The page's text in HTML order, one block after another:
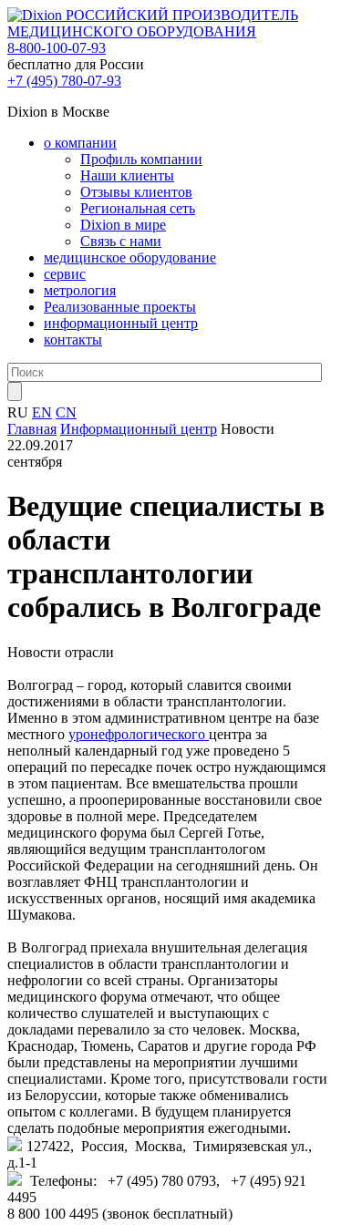
РОССИЙСКИЙ ПРОИЗВОДИТЕЛЬ
МЕДИЦИНСКОГО ОБОРУДОВАНИЯ
8-800-100-07-93
бесплатно для России
+7 (495) 780-07-93
Dixion в Москве
о компании
Профиль компании
Наши клиенты
Отзывы клиентов
Региональная сеть
Dixion в мире
Связь с нами
медицинское оборудование
сервис
метрология
Реализованные проекты
информационный центр
контакты
RU EN CN
Главная Информационный центр Новости
22.09.2017
сентября
Ведущие специалисты в
области
трансплантологии
собрались в Волгограде
Новости отрасли
Волгоград – город, который славится своими
достижениями в области трансплантологии.
Именно в этом административном центре на базе
местного уронефрологического центра за
неполный календарный год уже проведено 5
операций по пересадке почек остро нуждающимся
в этом пациентам. Все вмешательства прошли
успешно, а прооперированные восстановили свое
здоровье в полной мере. Председателем
медицинского форума был Сергей Готье,
являющийся ведущим трансплантологом
Российской Федерации на сегодняшний день. Он
возглавляет ФНЦ трансплантологии и
искусственных органов, носящий имя академика
Шумакова.
В Волгоград приехала внушительная делегация
специалистов в области трансплантологии и
нефрологии со всей страны. Организаторы
медицинского форума отмечают, что общее
количество слушателей и выступающих с
докладами перевалило за сто человек. Москва,
Краснодар, Тюмень, Саратов и другие города РФ
были представлены на мероприятии лучшими
специалистами. Кроме того, присутствовали гости
из Белоруссии, которые также обменивались
опытом с коллегами. В будущем планируется
сделать подобные мероприятия ежегодными.
127422, Россия, Москва, Тимирязевская ул.,
д.1-1
Телефоны: +7 (495) 780 0793, +7 (495) 921
4495
8 800 100 4495 (звонок бесплатный)